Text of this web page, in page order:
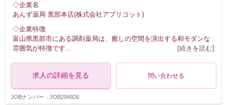
◇企業名
あんず薬局 黒部本店(株式会社アプリコット)
◇企業特徴
富山県黒部市にある調剤薬局は、癒しの空間を演出する和モダンな
雰囲気が特徴です
[続きを読む]
求人の詳細を見る 問い合わせる
JOBナンバー：JOB204926